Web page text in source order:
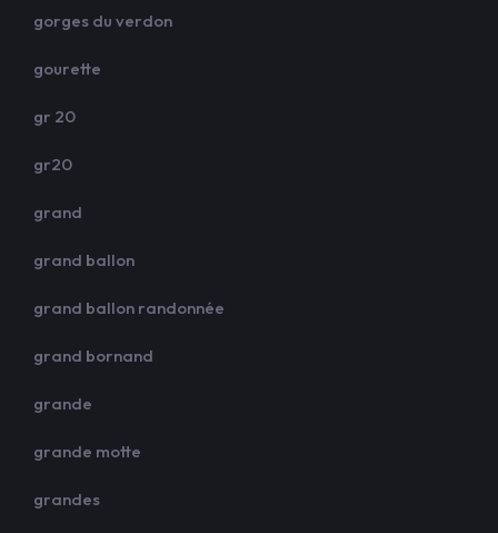
gorges du verdon
gourette
gr 20
gr20
grand
grand ballon
grand ballon randonnée
grand bornand
grande
grande motte
grandes